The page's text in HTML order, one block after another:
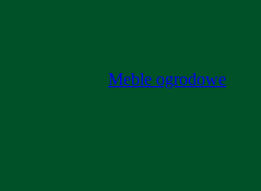
Meble ogrodowe